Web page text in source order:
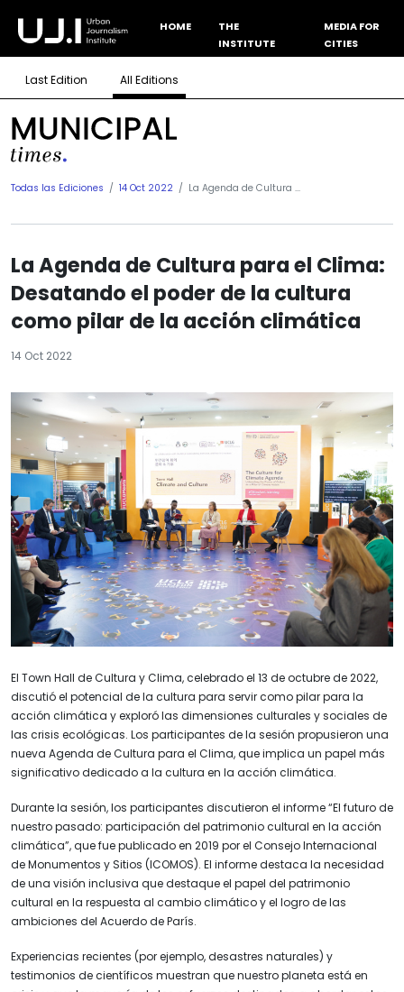
HOME
THE
INSTITUTE
MEDIA FOR
CITIES
Last Edition All Editions
Todas las Ediciones 14 Oct 2022 La Agenda de Cultura ...
La Agenda de Cultura para el Clima:
Desatando el poder de la cultura
como pilar de la acción climática
14 Oct 2022
El Town Hall de Cultura y Clima, celebrado el 13 de octubre de 2022,
discutió el potencial de la cultura para servir como pilar para la
acción climática y exploró las dimensiones culturales y sociales de
las crisis ecológicas. Los participantes de la sesión propusieron una
nueva Agenda de Cultura para el Clima, que implica un papel más
significativo dedicado a la cultura en la acción climática.
Durante la sesión, los participantes discutieron el informe “El futuro de
nuestro pasado: participación del patrimonio cultural en la acción
climática”, que fue publicado en 2019 por el Consejo Internacional
de Monumentos y Sitios (ICOMOS). El informe destaca la necesidad
de una visión inclusiva que destaque el papel del patrimonio
cultural en la respuesta al cambio climático y el logro de las
ambiciones del Acuerdo de París.
Experiencias recientes (por ejemplo, desastres naturales) y
testimonios de científicos muestran que nuestro planeta está en